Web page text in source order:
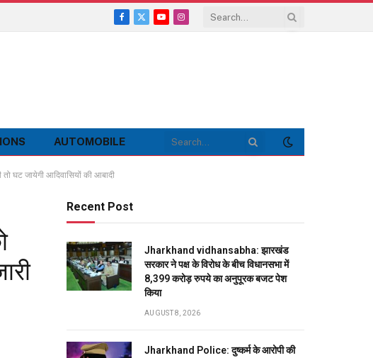
Facebook
X
YouTubeInstagram
AUTOMOBILE
घट जायेगी आदिवासियों की आबादी
Recent Post
Jharkhand vidhansabha: झारखंड
सरकार ने पक्ष के विरोध के बीच विधानसभा में
8,399 करोड़ रुपये का अनुपूरक बजट पेश
किया
AUGUST 8, 2026
Jharkhand Police: दुष्कर्म के आरोपी की